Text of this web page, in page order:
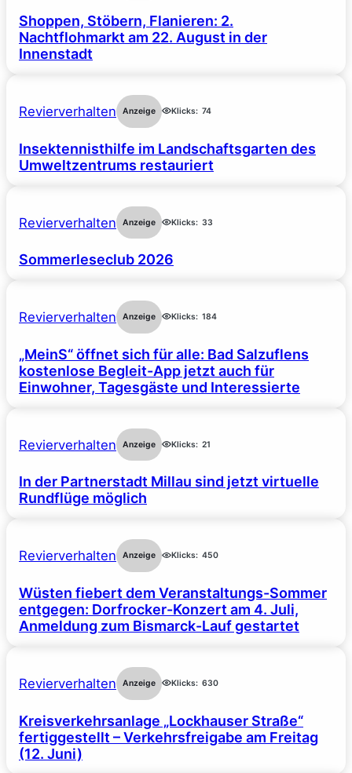
Shoppen, Stöbern, Flanieren: 2.
Nachtflohmarkt am 22. August in der
Innenstadt
Revierverhalten Anzeige Klicks: 74
Insektennisthilfe im Landschaftsgarten des
Umweltzentrums restauriert
Revierverhalten Anzeige Klicks: 33
Sommerleseclub 2026
Revierverhalten Anzeige Klicks: 184
„MeinS“ öffnet sich für alle: Bad Salzuflens
kostenlose Begleit-App jetzt auch für
Einwohner, Tagesgäste und Interessierte
Revierverhalten Anzeige Klicks: 21
In der Partnerstadt Millau sind jetzt virtuelle
Rundflüge möglich
Revierverhalten Anzeige Klicks: 450
Wüsten fiebert dem Veranstaltungs-Sommer
entgegen: Dorfrocker-Konzert am 4. Juli,
Anmeldung zum Bismarck-Lauf gestartet
Revierverhalten Anzeige Klicks: 630
Kreisverkehrsanlage „Lockhauser Straße“
fertiggestellt – Verkehrsfreigabe am Freitag
(12. Juni)